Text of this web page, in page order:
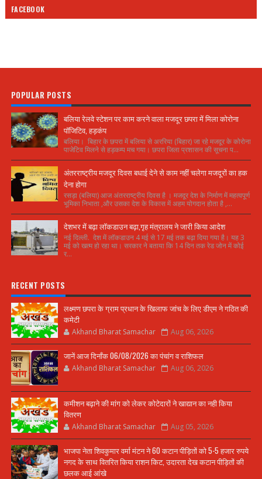
FACEBOOK
POPULAR POSTS
बलिया रेलवे स्टेशन पर काम करने वाला मजदूर छपरा में मिला कोरोना
पॉजिटिव, हड़कंप
बलिया। बिहार के छपरा में बलिया से अररिया (बिहार) जा रहे मजदूर के कोरोना
पाजेटिव मिलने से हड़कम्प मच गया। छपरा जिला प्रशासन की सूचना प...
अंतरराष्ट्रीय मजदूर दिवस बधाई देने से काम नहीं चलेगा मजदूरों का हक
देना होगा
रसड़ा (बलिया) आज अंतरराष्ट्रीय दिवस है । मजदूर देश के निर्माण में महत्वपूर्ण
भूमिका निभाता ,और उसका देश के विकास में अहम योगदान होता है ,...
देशभर में बढ़ा लॉकडाउन बढ़ा,गृह मंत्रालय ने जारी किया आदेश
नई दिल्ली. देश में लॉकडाउन 4 मई से 17 मई तक बढ़ा दिया गया है। यह 3
मई को खत्म हो रहा था। सरकार ने बताया कि 14 दिन तक रेड जोन में कोई
र...
RECENT POSTS
लक्ष्मण छपरा के ग्राम प्रधान के खिलाफ जांच के लिए डीएम ने गठित की
कमेटी
Akhand Bharat Samachar Aug 06, 2026
जानें आज दिनाँक 06/08/2026 का पंचांग व राशिफल
Akhand Bharat Samachar Aug 06, 2026
कमीशन बढ़ाने की मांग को लेकर कोटेदारों ने खाद्यान का नही किया
वितरण
Akhand Bharat Samachar Aug 05, 2026
भाजपा नेता शिवकुमार वर्मा मंटन ने 60 कटान पीड़ितों को 5-5 हजार रुपये
नगद के साथ वितरित किया राशन किट, उदारता देख कटान पीड़ितों की
छलक आई आंखे